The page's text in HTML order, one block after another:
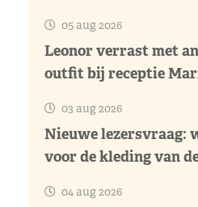
05 aug 2026
Leonor verrast met
outfit bij receptie
03 aug 2026
Nieuwe lezersvraag:
voor de kleding van
04 aug 2026